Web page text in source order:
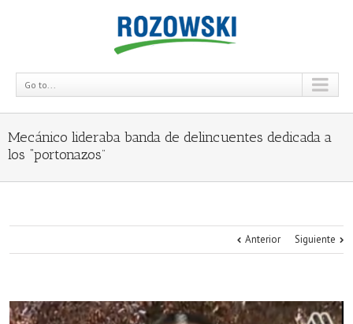
Go to...
Mecánico lideraba banda de delincuentes dedicada a
los “portonazos”
Anterior Siguiente